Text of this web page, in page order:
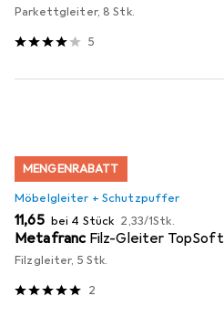
Parkettgleiter, 8 Stk.
5
MENGENRABATT
Möbelgleiter + Schutzpuffer
EUR
11,65 bei 4 Stück EUR
2,33/1Stk.
Metafranc Filz-Gleiter TopSoft
Filzgleiter, 5 Stk.
2